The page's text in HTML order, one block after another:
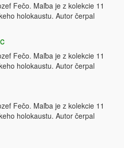
Fečo. Maľba je z kolekcie 11
holokaustu. Autor čerpal
Fečo. Maľba je z kolekcie 11
holokaustu. Autor čerpal
Fečo. Maľba je z kolekcie 11
holokaustu. Autor čerpal